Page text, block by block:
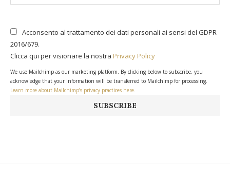
Acconsento al trattamento dei dati personali ai sensi del GDPR
2016/679.
Clicca qui per visionare la nostra Privacy Policy
We use Mailchimp as our marketing platform. By clicking below to subscribe, you
acknowledge that your information will be transferred to Mailchimp for processing.
Learn more about Mailchimp’s privacy practices here.